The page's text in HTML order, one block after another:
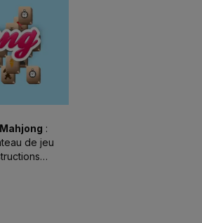
Mahjong :
de jeu